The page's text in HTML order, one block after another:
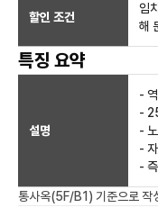
할인 조건
임
해
특징 요약
설명
-
-
-
-
-
통사옥(5F/B1) 기준으로 작